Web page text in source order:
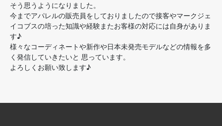
そう思うようになりました。
今までアパレルの販売員をしておりましたので接客やマークジェ
イコブスの培った知識や経験またお客様の対応には自身がありま
す♪
様々なコーディネートや新作や日本未発売モデルなどの情報を多
く発信していきたいと 思っています。
よろしくお願い致します♪